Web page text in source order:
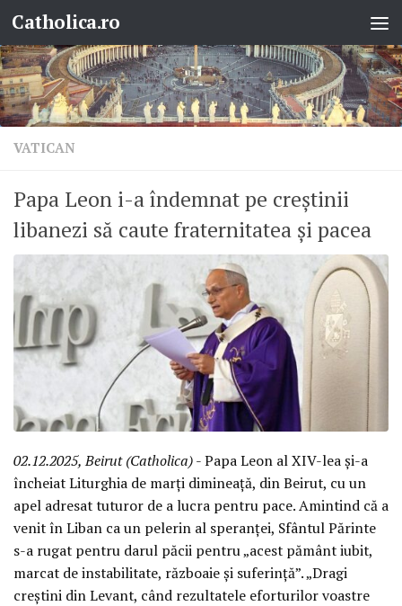
Skip to content
Catholica.ro
VATICAN
Papa Leon i-a îndemnat pe creștinii
libanezi să caute fraternitatea și pacea
02.12.2025, Beirut (Catholica)- Papa Leon al XIV-lea și-a
încheiat Liturghia de marți dimineață, din Beirut, cu un
apel adresat tuturor de a lucra pentru pace. Amintind că a
venit în Liban ca un pelerin al speranței, Sfântul Părinte
s-a rugat pentru darul păcii pentru „acest pământ iubit,
marcat de instabilitate, războaie și suferință”. „Dragi
creștini din Levant, când rezultatele eforturilor voastre